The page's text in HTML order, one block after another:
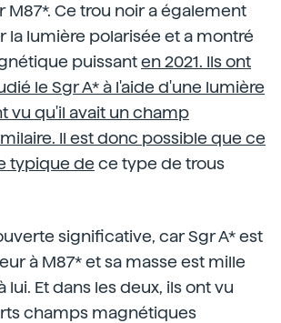
M87*. Ce trou noir a également
la lumière polarisée et a montré
puissanten 2021. Ils ont
le Sgr A* à l'aide d'une lumière
vu qu'il avait un champ
Il est donc possible que ce
typique de ce type de trous
significative, car Sgr A* est
à M87* et sa masse est mille
lui. Et dans les deux, ils ont vu
champs magnétiques